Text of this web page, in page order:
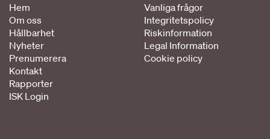
Hem
Om oss
Hållbarhet
Nyheter
Prenumerera
Kontakt
Rapporter
ISK Login
Vanliga frågor
Integritetspolicy
Riskinformation
Legal Information
Cookie policy